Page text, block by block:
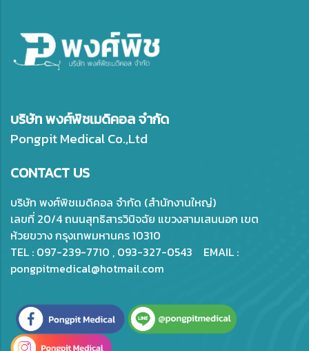
บริษัท พงศ์พิชเมดิคอล จำกัด
Pongpit Medical Co.,Ltd
CONTACT US
บริษัท พงศ์พิชเมดิคอล จำกัด (สำนักงานใหญ่)
เลขที่ 20/4 ถนนสุทธิสารวินิจฉัย แขวงสามเสนนอก เขต
ห้วยขวาง กรุงเทพมหานคร 10310
TEL : 097-239-7710 , 093-327-0543 EMAIL :
pongpitmedical@hotmail.com